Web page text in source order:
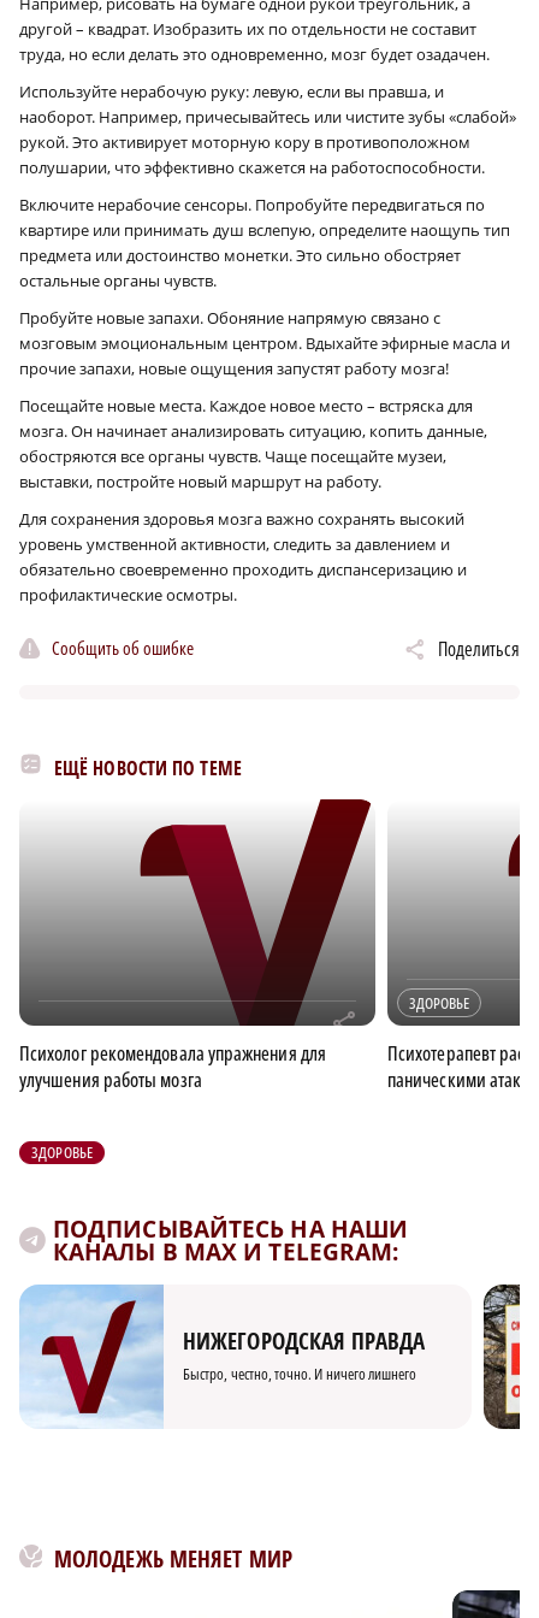
другой – квадрат. Изобразить их по отдельности не составит
труда, но если делать это одновременно, мозг будет озадачен.
Используйте нерабочую руку: левую, если вы правша, и
наоборот. Например, причесывайтесь или чистите зубы «слабой»
рукой. Это активирует моторную кору в противоположном
полушарии, что эффективно скажется на работоспособности.
Включите нерабочие сенсоры. Попробуйте передвигаться по
квартире или принимать душ вслепую, определите наощупь тип
предмета или достоинство монетки. Это сильно обостряет
остальные органы чувств.
Пробуйте новые запахи. Обоняние напрямую связано с
мозговым эмоциональным центром. Вдыхайте эфирные масла и
прочие запахи, новые ощущения запустят работу мозга!
Посещайте новые места. Каждое новое место – встряска для
мозга. Он начинает анализировать ситуацию, копить данные,
обостряются все органы чувств. Чаще посещайте музеи,
выставки, постройте новый маршрут на работу.
Для сохранения здоровья мозга важно сохранять высокий
уровень умственной активности, следить за давлением и
обязательно своевременно проходить диспансеризацию и
профилактические осмотры.
Сообщить об ошибке Поделиться
ЕЩЁ НОВОСТИ ПО ТЕМЕ
r
Психолог рекомендовала упражнения для
улучшения работы мозга
ЗДОРОВЬЕ
Психотерапевт
паническими
ЗДОРОВЬЕ
ПОДПИСЫВАЙТЕСЬ НА НАШИ
КАНАЛЫ В MAX И TELEGRAM:
НИЖЕГОРОДСКАЯ ПРАВДА
Быстро, честно, точно. И ничего лишнего
МОЛОДЕЖЬ МЕНЯЕТ МИР